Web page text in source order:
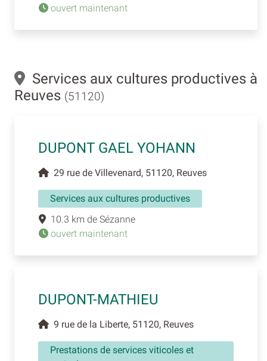
ouvert maintenant
Services aux cultures productives à
Reuves (51120)
DUPONT GAEL YOHANN
29 rue de Villevenard, 51120, Reuves
Services aux cultures productives
10.3 km de Sézanne
ouvert maintenant
DUPONT-MATHIEU
9 rue de la Liberte, 51120, Reuves
Prestations de services viticoles et